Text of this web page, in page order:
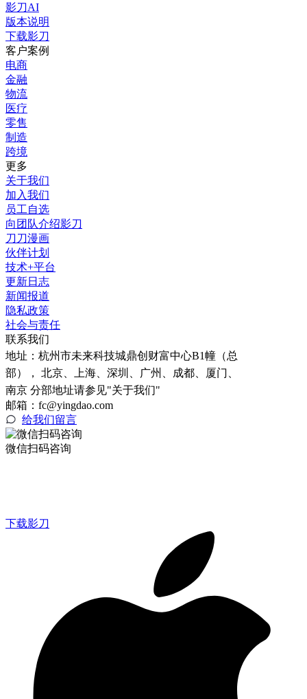
影刀AI
版本说明
下载影刀
客户案例
电商
金融
物流
医疗
零售
制造
跨境
更多
关于我们
加入我们
员工自选
向团队介绍影刀
刀刀漫画
伙伴计划
技术+平台
更新日志
新闻报道
隐私政策
社会与责任
联系我们
地址： 杭州市未来科技城鼎创财富中心B1幢（总
部）， 北京、上海、深圳、广州、成都、厦门、
南京 分部地址请参见"关于我们"
邮箱：fc@yingdao.com
给我们留言
微信扫码咨询
下载影刀